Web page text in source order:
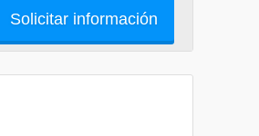
Solicitar información